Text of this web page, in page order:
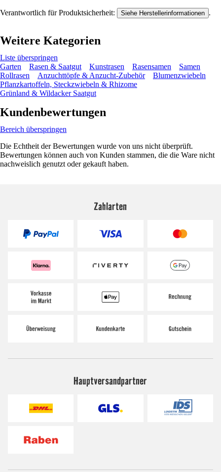
Verantwortlich für Produktsicherheit: Siehe Herstellerinformationen .
Weitere Kategorien
Liste überspringen
Garten
Rasen & Saatgut Kunstrasen Rasensamen
Samen
Rollrasen
Anzuchttöpfe & Anzucht-Zubehör
Blumenzwiebeln
Pflanzkartoffeln, Steckzwiebeln & Rhizome
Grünland & Wildacker Saatgut
Kundenbewertungen
Bereich überspringen
Die Echtheit der Bewertungen wurde von uns nicht überprüft.
Bewertungen können auch von Kunden stammen, die die Ware nicht
nachweislich genutzt oder gekauft haben.
Zahlarten
Hauptversandpartner